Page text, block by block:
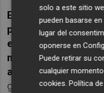
En agricultura y
potenciar el relevo
explotaciones
mediante el
asesoramientode
ganaderos, ayudas
solo a este sitio
pueden basarse
lugar del
oponerse en
Puede retirar su
cualquier
cookies .Política